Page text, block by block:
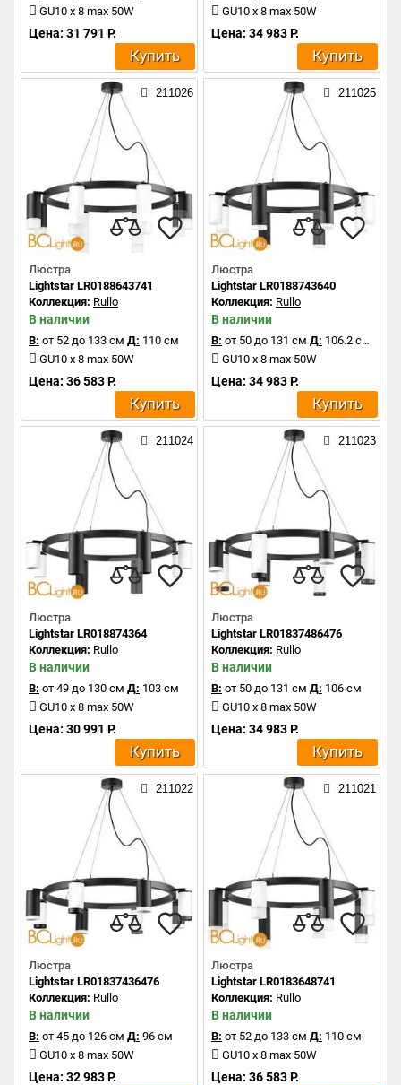
GU10 x 8 max 50W
Цена: 31 791 Р.
Купить
GU10 x 8 max 50W
Цена: 34 983 Р.
Купить
211026
Люстра
Lightstar LR0188643741
Коллекция: Rullo
В наличии
В: от 52 до 133 см Д: 110 см
GU10 x 8 max 50W
Цена: 36 583 Р.
Купить
211025
Люстра
Lightstar LR0188743640
Коллекция: Rullo
В наличии
В: от 50 до 131 см Д: 106.2 см
GU10 x 8 max 50W
Цена: 34 983 Р.
Купить
211024
Люстра
Lightstar LR018874364
Коллекция: Rullo
В наличии
В: от 49 до 130 см Д: 103 см
GU10 x 8 max 50W
Цена: 30 991 Р.
Купить
211023
Люстра
Lightstar LR01837486476
Коллекция: Rullo
В наличии
В: от 50 до 131 см Д: 106 см
GU10 x 8 max 50W
Цена: 34 983 Р.
Купить
211022
Люстра
Lightstar LR01837436476
Коллекция: Rullo
В наличии
В: от 45 до 126 см Д: 96 см
GU10 x 8 max 50W
Цена: 32 983 Р.
211021
Люстра
Lightstar LR0183648741
Коллекция: Rullo
В наличии
В: от 52 до 133 см Д: 110 см
GU10 x 8 max 50W
Цена: 36 583 Р.